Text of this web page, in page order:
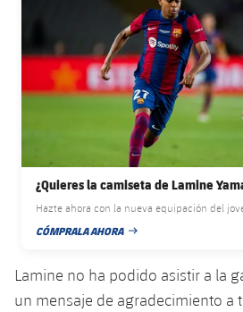
¿Quieres la camiseta de Lamine
Hazte ahora con la nueva equipación del
CÓMPRALA AHORA
FECHA DE PUBLICACIÓN
Lamine no ha podido asistir a la
un mensaje de agradecimiento a